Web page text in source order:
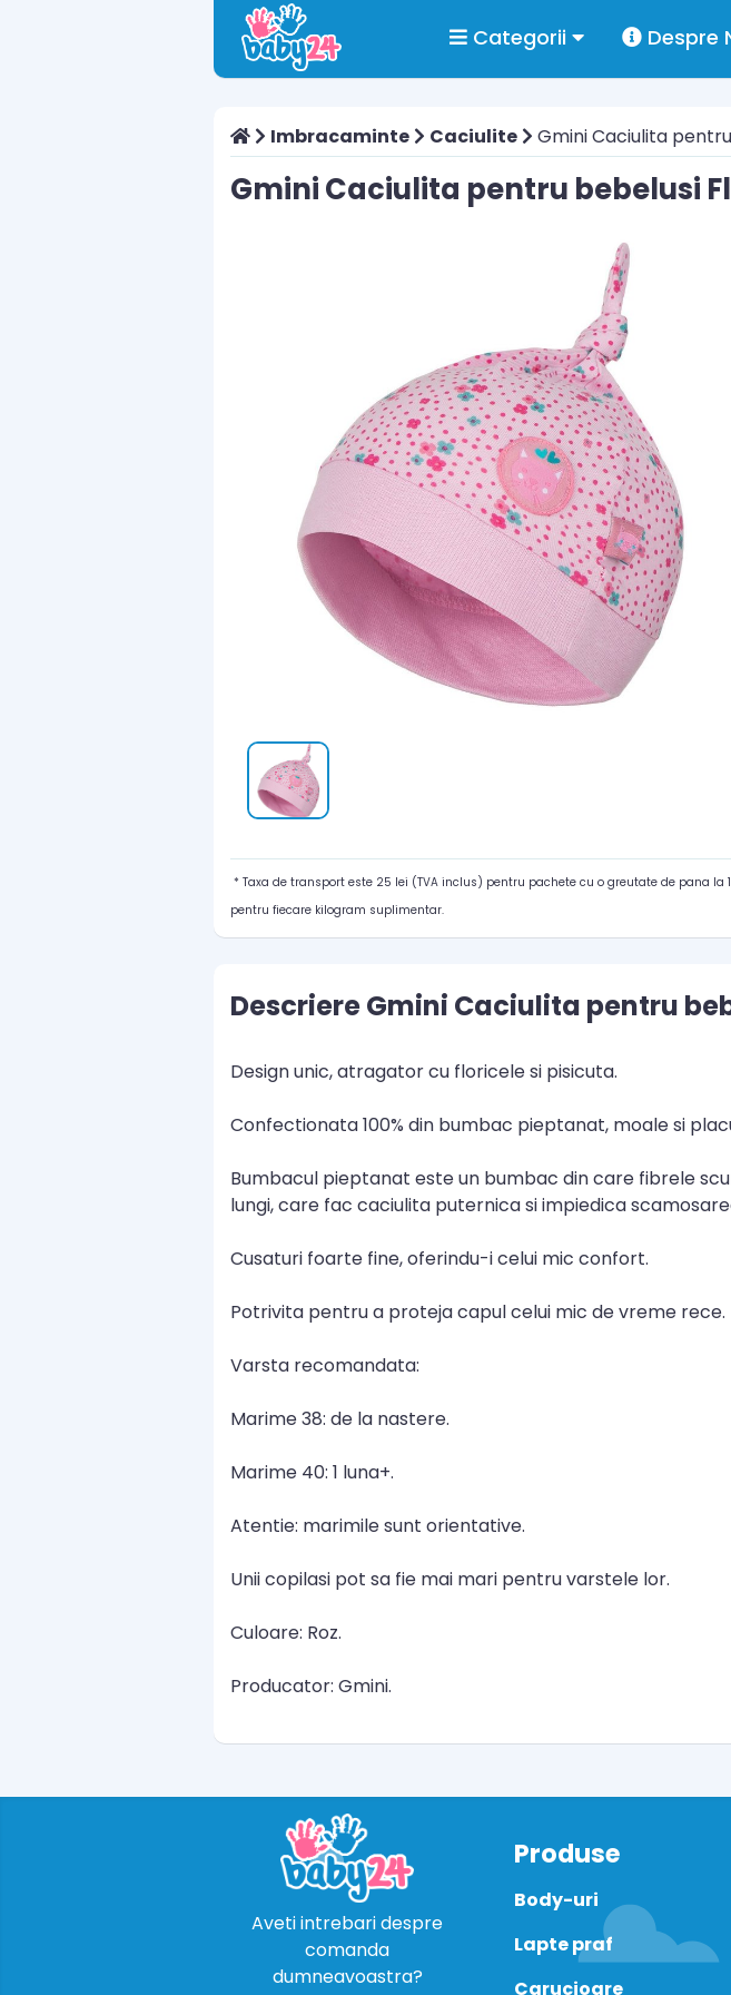
Categorii Despre
Imbracaminte Caciulite Gmini Caciulita
Gmini Caciulita pentru bebelusi
* Taxa de transport este 25 lei (TVA inclus) pentru pachete cu o greutate de pana
pentru fiecare kilogram suplimentar.
Descriere Gmini Caciulita pentru
Design unic, atragator cu floricele si pisicuta.
Confectionata 100% din bumbac pieptanat, moale si
Bumbacul pieptanat este un bumbac din care fibrele
lungi, care fac caciulita puternica si impiedica
Cusaturi foarte fine, oferindu-i celui mic confort.
Potrivita pentru a proteja capul celui mic de vreme rece.
Varsta recomandata:
Marime 38: de la nastere.
Marime 40: 1 luna+.
Atentie: marimile sunt orientative.
Unii copilasi pot sa fie mai mari pentru varstele lor.
Culoare: Roz.
Producator: Gmini.
Aveti intrebari despre
comanda
dumneavoastra?
Produse
Body-uri
Lapte praf
Carucioare